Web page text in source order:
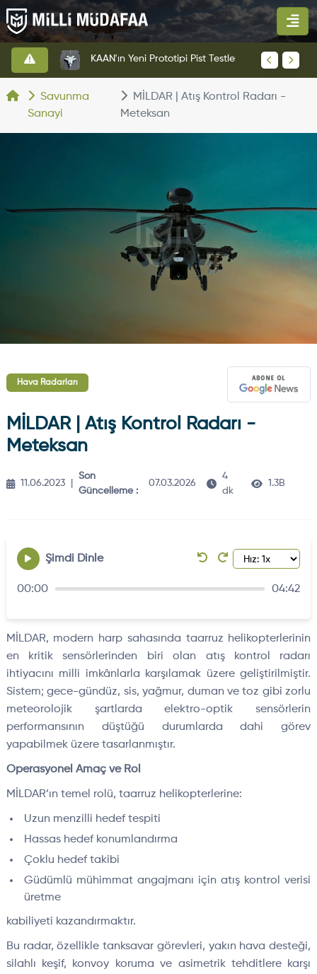
Savunma
Sanayi
MİLDAR | Atış Kontrol Radarı -
Meteksan
Hava Radarları
MİLDAR | Atış Kontrol Radarı -
Meteksan
11.06.2023
Son
Güncelleme :
07.03.2026
4
dk
1.3B
Şimdi Dinle
00:00 04:42
MİLDAR, modern harp sahasında taarruz helikopterlerinin
en kritik sensörlerinden biri olan atış kontrol radarı
ihtiyacını milli imkânlarla karşılamak üzere geliştirilmiştir.
Sistem; gece-gündüz, sis, yağmur, duman ve toz gibi zorlu
meteorolojik şartlarda elektro-optik sensörlerin
performansının düştüğü durumlarda dahi görev
yapabilmek üzere tasarlanmıştır.
Operasyonel Amaç ve Rol
MİLDAR’ın temel rolü, taarruz helikopterlerine:
Uzun menzilli hedef tespiti
Hassas hedef konumlandırma
Çoklu hedef takibi
Güdümlü mühimmat angajmanı için atış kontrol verisi
üretme
kabiliyeti kazandırmaktır.
Bu radar, özellikle tanksavar görevleri, yakın hava desteği,
silahlı keşif, konvoy koruma ve asimetrik tehditlere karşı